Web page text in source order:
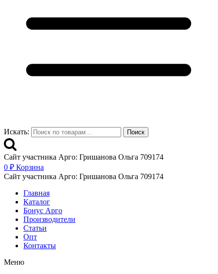
Искать: Поиск
Сайт участника Арго: Гришанова Ольга 709174
0 ₽ Корзина
Сайт участника Арго: Гришанова Ольга 709174
Главная
Каталог
Бонус Арго
Производители
Статьи
Опт
Контакты
Меню